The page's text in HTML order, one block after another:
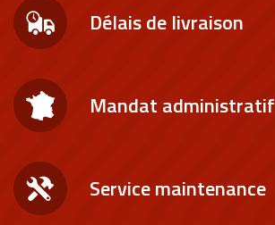
Délais de livraison
Mandat administratif
Service maintenance